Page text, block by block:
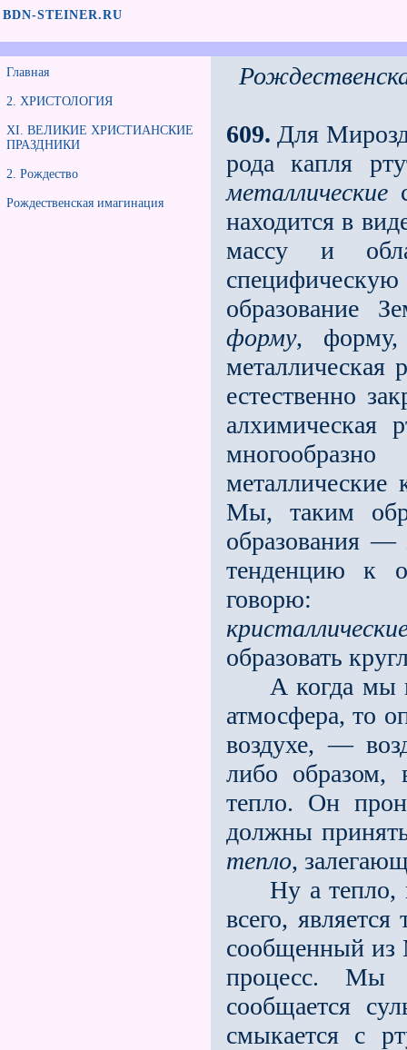
BDN-STEINER.RU
Главная
2. ХРИСТОЛОГИЯ
XI. ВЕЛИКИЕ ХРИСТИАНСКИЕ
ПРАЗДНИКИ
2. Рождество
Рождественская имагинация
609. Для
рода капля
металлические
находится в
массу и
образование
форму, форму,
металлическая
естественно
алхимическая
металлические
Мы, таким
образования —
тенденцию к
говорю:
образовать
А когда мы
атмосфера, то
воздухе, —
либо образом,
тепло. Он
должны
тепло,
Ну а тепло,
всего,
сообщенный
процесс. Мы
сообщается
смыкается с